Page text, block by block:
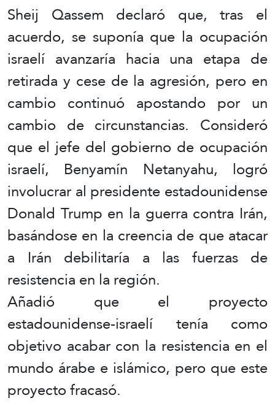
Sheij Qassem declaró que, tras el
acuerdo, se suponía que la ocupación
israelí avanzaría hacia una etapa de
retirada y cese de la agresión, pero en
cambio continuó apostando por un
cambio de circunstancias. Consideró
que el jefe del gobierno de ocupación
israelí, Benyamín Netanyahu, logró
involucrar al presidente estadounidense
Donald Trump en la guerra contra Irán,
basándose en la creencia de que atacar
a Irán debilitaría a las fuerzas de
resistencia en la región.
Añadió que el proyecto
estadounidense-israelí tenía como
objetivo acabar con la resistencia en el
mundo árabe e islámico, pero que este
proyecto fracasó.